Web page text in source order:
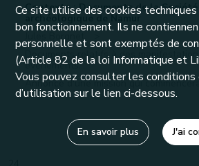
Contexte : Documents de la Société
archéologique de Namur
Jules Borgnet.
Documents relatifs à des
événements...
Annonce d'une mission qui
octobre...
Ce site utilise des cookies techniques
bon fonctionnement. Ils ne
personnelle et sont exemptés de
(Article 82 de la loi Informatique et
Vous pouvez consulter les conditions
d’utilisation sur le lien ci-dessous.
En savoir plus J'ai